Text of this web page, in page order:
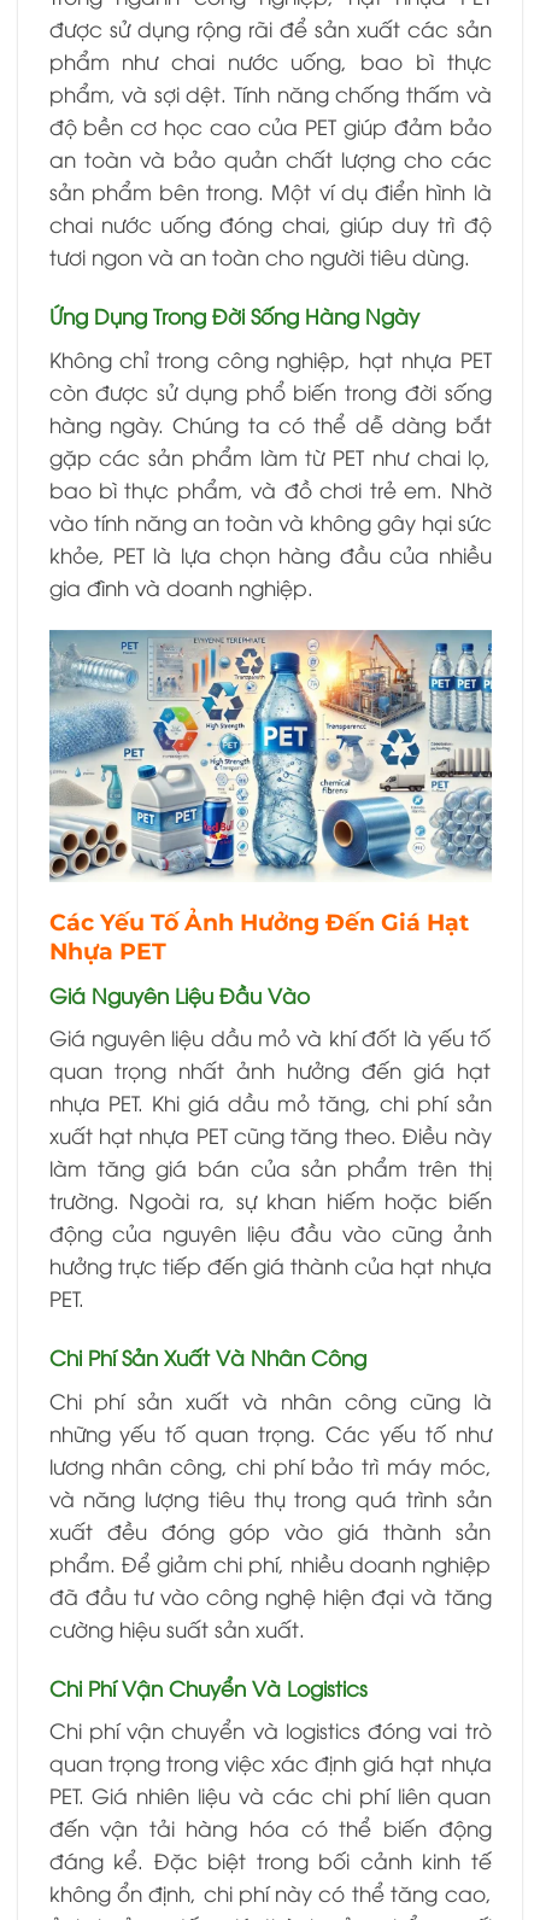
được sử dụng rộng rãi để sản xuất các sản
phẩm như chai nước uống, bao bì thực
phẩm, và sợi dệt. Tính năng chống thấm và
độ bền cơ học cao của PET giúp đảm bảo
an toàn và bảo quản chất lượng cho các
sản phẩm bên trong. Một ví dụ điển hình là
chai nước uống đóng chai, giúp duy trì độ
tươi ngon và an toàn cho người tiêu dùng.
Ứng Dụng Trong Đời Sống Hàng Ngày
Không chỉ trong công nghiệp, hạt nhựa PET
còn được sử dụng phổ biến trong đời sống
hàng ngày. Chúng ta có thể dễ dàng bắt
gặp các sản phẩm làm từ PET như chai lọ,
bao bì thực phẩm, và đồ chơi trẻ em. Nhờ
vào tính năng an toàn và không gây hại sức
khỏe, PET là lựa chọn hàng đầu của nhiều
gia đình và doanh nghiệp.
Các Yếu Tố Ảnh Hưởng Đến Giá Hạt
Nhựa PET
Giá Nguyên Liệu Đầu Vào
Giá nguyên liệu dầu mỏ và khí đốt là yếu tố
quan trọng nhất ảnh hưởng đến giá hạt
nhựa PET. Khi giá dầu mỏ tăng, chi phí sản
xuất hạt nhựa PET cũng tăng theo. Điều này
làm tăng giá bán của sản phẩm trên thị
trường. Ngoài ra, sự khan hiếm hoặc biến
động của nguyên liệu đầu vào cũng ảnh
hưởng trực tiếp đến giá thành của hạt nhựa
PET.
Chi Phí Sản Xuất Và Nhân Công
Chi phí sản xuất và nhân công cũng là
những yếu tố quan trọng. Các yếu tố như
lương nhân công, chi phí bảo trì máy móc,
và năng lượng tiêu thụ trong quá trình sản
xuất đều đóng góp vào giá thành sản
phẩm. Để giảm chi phí, nhiều doanh nghiệp
đã đầu tư vào công nghệ hiện đại và tăng
cường hiệu suất sản xuất.
Chi Phí Vận Chuyển Và Logistics
Chi phí vận chuyển và logistics đóng vai trò
quan trọng trong việc xác định giá hạt nhựa
PET. Giá nhiên liệu và các chi phí liên quan
đến vận tải hàng hóa có thể biến động
đáng kể. Đặc biệt trong bối cảnh kinh tế
không ổn định, chi phí này có thể tăng cao,